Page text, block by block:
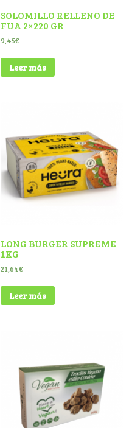
SOLOMILLO RELLENO DE
FUA 2×220 GR
9,45€
Leer más
LONG BURGER SUPREME
1KG
21,64€
Leer más